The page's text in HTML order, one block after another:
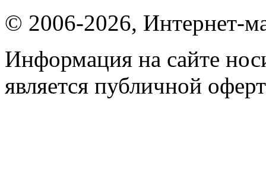
© 2006-2026, Интернет-
Информация на сайте
является публичной